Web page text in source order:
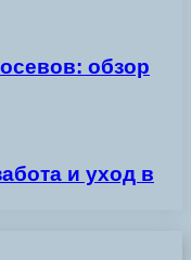
обзор
и уход в